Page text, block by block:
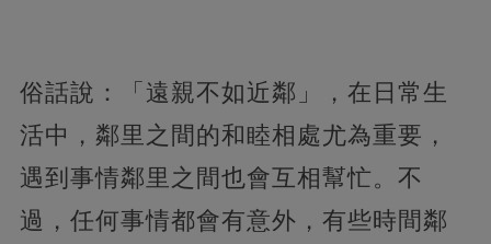
俗話說：「遠親不如近鄰」，在日常生
活中，鄰里之間的和睦相處尤為重要，
遇到事情鄰里之間也會互相幫忙。不
過，任何事情都會有意外，有些時間鄰